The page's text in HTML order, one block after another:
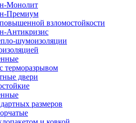
Монолит
Премиум
взломостойкости
Антикризис
шумоизоляции
терморазрывом
двери
размеров